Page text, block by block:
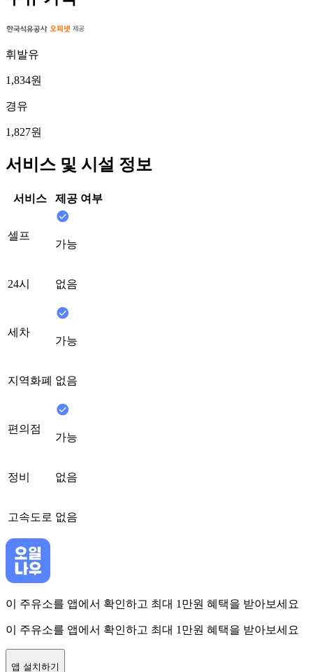
휘발유
1,834원
경유
1,827원
서비스 및 시설 정보
서비스 제공 여부
셀프
가능
24시 없음
세차
가능
지역화폐 없음
편의점
가능
정비 없음
고속도로 없음
이 주유소를 앱에서 확인하고 최대 1만원 혜택을 받아보세요
이 주유소를 앱에서 확인하고 최대 1만원 혜택을 받아보세요
앱 설치하기